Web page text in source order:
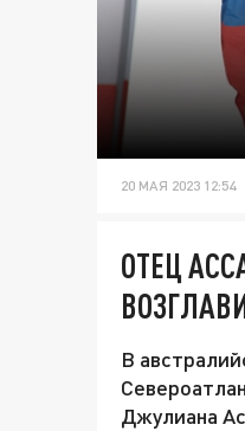
20 МАЯ 2023 12:54
ОТЕЦ
В
Джулиана